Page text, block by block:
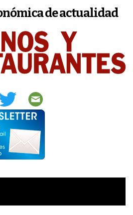
de actualidad